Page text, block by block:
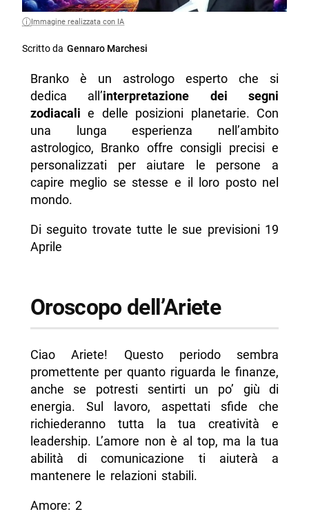
Immagine realizzata con IA
Scritto da Gennaro Marchesi
Branko è un astrologo esperto che si
dedica all’interpretazione dei segni
zodiacali e delle posizioni planetarie. Con
una lunga esperienza nell’ambito
astrologico, Branko offre consigli precisi e
personalizzati per aiutare le persone a
capire meglio se stesse e il loro posto nel
mondo.
Di seguito trovate tutte le sue previsioni 19
Aprile
Oroscopo dell’Ariete
Ciao Ariete! Questo periodo sembra
promettente per quanto riguarda le finanze,
anche se potresti sentirti un po’ giù di
energia. Sul lavoro, aspettati sfide che
richiederanno tutta la tua creatività e
leadership. L’amore non è al top, ma la tua
abilità di comunicazione ti aiuterà a
mantenere le relazioni stabili.
Amore: 2